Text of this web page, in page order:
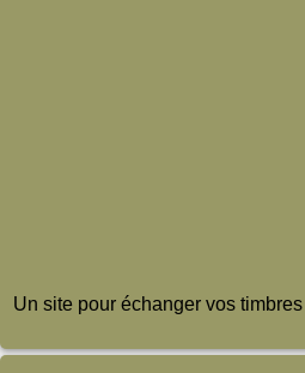
Un site pour échanger vos